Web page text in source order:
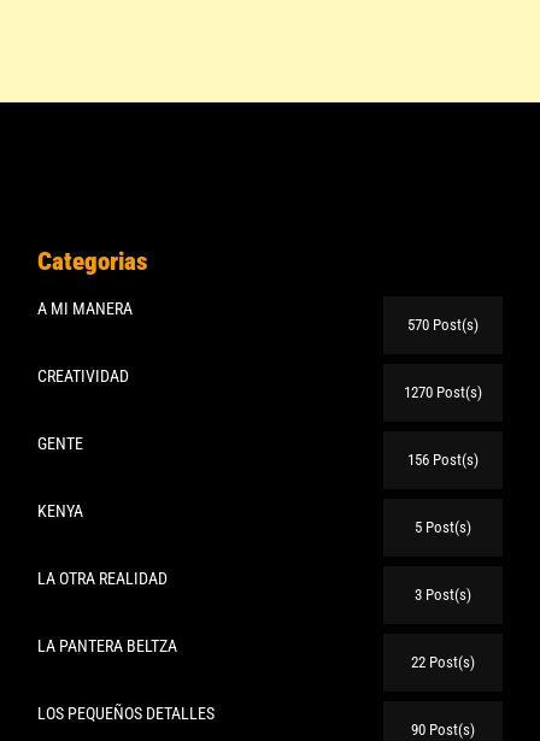
Categorias
A MI MANERA
570 Post(s)
CREATIVIDAD
1270 Post(s)
GENTE
156 Post(s)
KENYA
5 Post(s)
LA OTRA REALIDAD
3 Post(s)
LA PANTERA BELTZA
22 Post(s)
LOS PEQUEÑOS DETALLES
90 Post(s)